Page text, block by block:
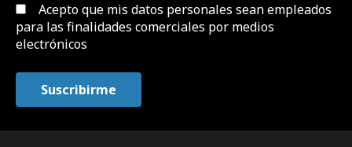
Acepto que mis datos personales sean empleados
para las finalidades comerciales por medios
electrónicos